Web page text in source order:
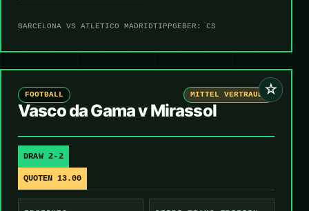
BARCELONA VS ATLETICO MADRIDTIPPGEBER: CS
☆
FOOTBALL MITTEL VERTRAUEN
Vasco da Gama v Mirassol
DRAW 2-2
QUOTEN 13.00